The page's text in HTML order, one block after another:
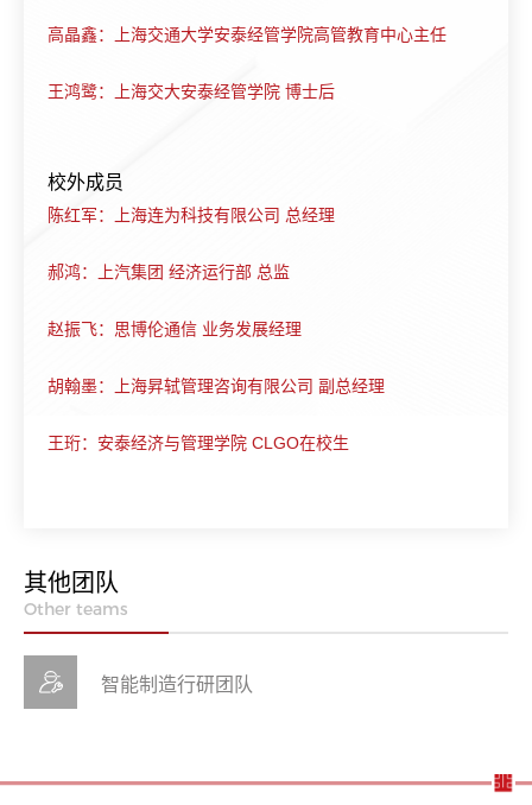
高晶鑫：上海交通大学安泰经管学院高管教育中心主任
王鸿鹭：上海交大安泰经管学院 博士后
校外成员
陈红军：上海连为科技有限公司 总经理
郝鸿：上汽集团 经济运行部 总监
赵振飞：思博伦通信 业务发展经理
胡翰墨：上海昇轼管理咨询有限公司 副总经理
王珩：安泰经济与管理学院 CLGO在校生
其他团队
Other teams
智能制造行研团队